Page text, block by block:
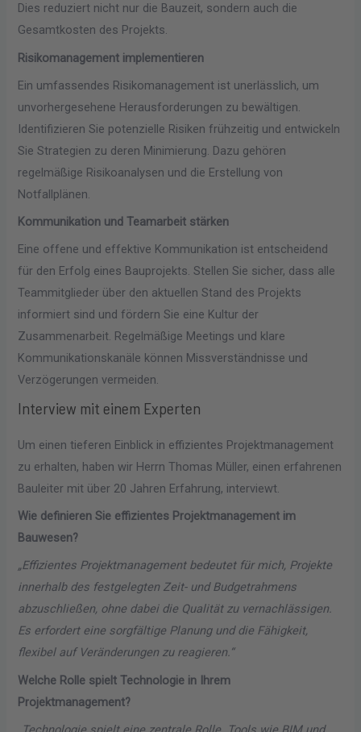
Dies reduziert nicht nur die Bauzeit, sondern auch die
Gesamtkosten des Projekts.
Risikomanagement implementieren
Ein umfassendes Risikomanagement ist unerlässlich, um
unvorhergesehene Herausforderungen zu bewältigen.
Identifizieren Sie potenzielle Risiken frühzeitig und entwickeln
Sie Strategien zu deren Minimierung. Dazu gehören
regelmäßige Risikoanalysen und die Erstellung von
Notfallplänen.
Kommunikation und Teamarbeit stärken
Eine offene und effektive Kommunikation ist entscheidend
für den Erfolg eines Bauprojekts. Stellen Sie sicher, dass alle
Teammitglieder über den aktuellen Stand des Projekts
informiert sind und fördern Sie eine Kultur der
Zusammenarbeit. Regelmäßige Meetings und klare
Kommunikationskanäle können Missverständnisse und
Verzögerungen vermeiden.
Interview mit einem Experten
Um einen tieferen Einblick in effizientes Projektmanagement
zu erhalten, haben wir Herrn Thomas Müller, einen erfahrenen
Bauleiter mit über 20 Jahren Erfahrung, interviewt.
Wie definieren Sie effizientes Projektmanagement im
Bauwesen?
„Effizientes Projektmanagement bedeutet für mich, Projekte
innerhalb des festgelegten Zeit- und Budgetrahmens
abzuschließen, ohne dabei die Qualität zu vernachlässigen.
Es erfordert eine sorgfältige Planung und die Fähigkeit,
flexibel auf Veränderungen zu reagieren.“
Welche Rolle spielt Technologie in Ihrem
Projektmanagement?